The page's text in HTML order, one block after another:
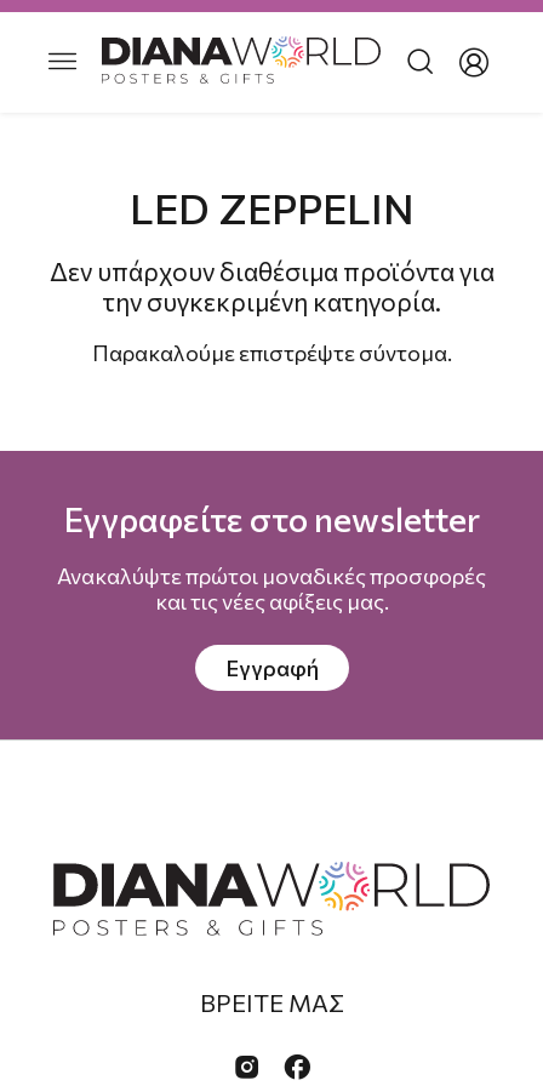
LED ZEPPELIN
Δεν υπάρχουν διαθέσιμα προϊόντα για
την συγκεκριμένη κατηγορία.
Παρακαλούμε επιστρέψτε σύντομα.
Εγγραφείτε στο newsletter
Ανακαλύψτε πρώτοι μοναδικές προσφορές
και τις νέες αφίξεις μας.
Εγγραφή
ΒΡΕΙΤΕ ΜΑΣ
 